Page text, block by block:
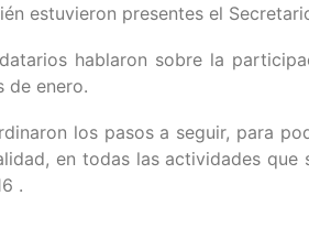
estuvieron presentes el
hablaron sobre la
de enero.
los pasos a seguir, para
en todas las actividades
.